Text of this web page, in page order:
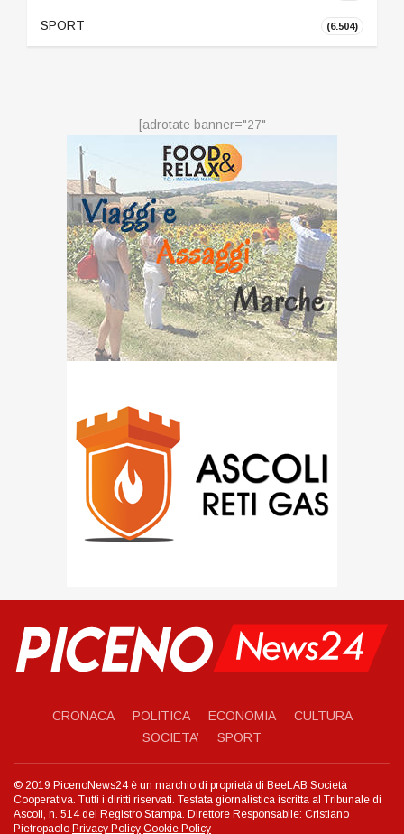
SPORT (6.504)
[adrotate banner="27"
CRONACA POLITICA ECONOMIA
CULTURA
SOCIETA’
SPORT
© 2019 PicenoNews24 è un marchio di proprietà di BeeLAB Società
Cooperativa. Tutti i diritti riservati. Testata giornalistica iscritta al Tribunale di
Ascoli, n. 514 del Registro Stampa. Direttore Responsabile: Cristiano
Pietropaolo Privacy Policy Cookie Policy